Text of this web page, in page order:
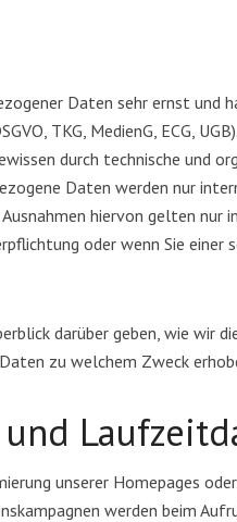
Daten sehr ernst und
TKG, MedienG, ECG,
durch technische und
Daten werden nur
hiervon gelten nur
oder wenn Sie einer
darüber geben, wie wir
zu welchem Zweck
unserer Homepages
werden beim